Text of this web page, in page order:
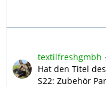
textilfreshgmbh
Hat den Titel
S22: Zubehör